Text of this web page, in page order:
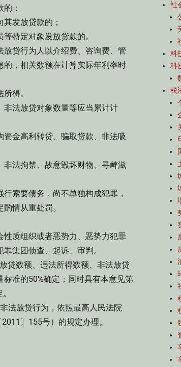
；
发放贷款的；
特定对象发放贷款的。
贷行为人以介绍费、咨询费、管
，相关数额在计算实际年利率时
得。
法放贷对象数量等应当累计计
金高利转贷、骗取贷款、非法吸
法拘禁、故意毁坏财物、寻衅滋
索要债务，尚不单独构成犯罪，
情从重处罚。
质组织或者恶势力、恶势力犯罪
集团侦查、起诉、审判。
贷数额、违法所得数额、非法放贷
准的50%确定；同时具有本意见第
放贷行为，依照最高人民法院
〕155号）的规定办理。
社
科
科
税